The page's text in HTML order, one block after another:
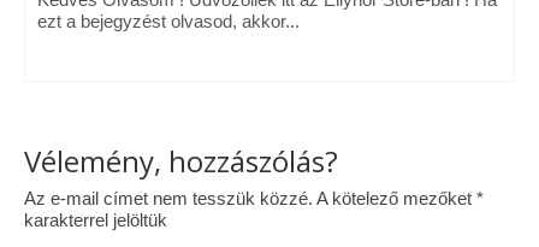
ezt a bejegyzést olvasod, akkor...
Vélemény, hozzászólás?
Az e-mail címet nem tesszük közzé. A kötelező mezőket *
karakterrel jelöltük